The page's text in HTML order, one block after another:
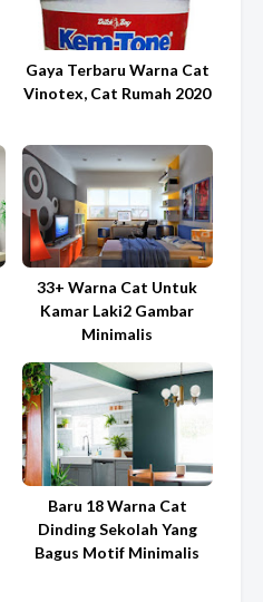
Gaya Terbaru Warna Cat
Vinotex, Cat Rumah 2020
33+ Warna Cat Untuk
Kamar Laki2 Gambar
Minimalis
Baru 18 Warna Cat
Dinding Sekolah Yang
Bagus Motif Minimalis